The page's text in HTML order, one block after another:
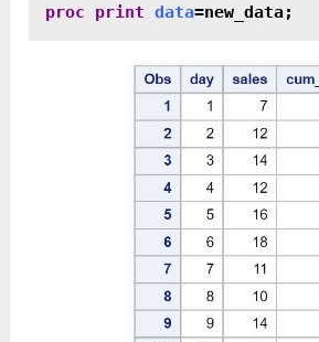
proc print data